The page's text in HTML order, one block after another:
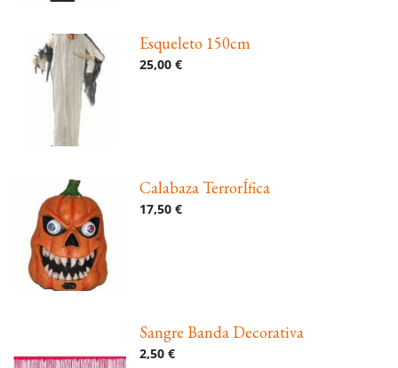
Esqueleto 150cm
25,00 €
Calabaza TerrorÍfica
17,50 €
Sangre Banda Decorativa
2,50 €